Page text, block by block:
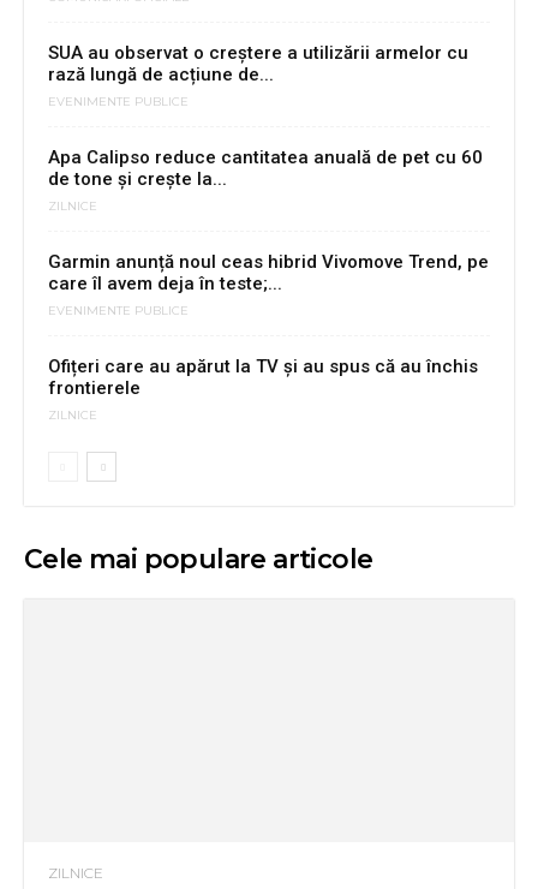
SUA au observat o creștere a utilizării armelor cu
rază lungă de acțiune de...
EVENIMENTE PUBLICE
Apa Calipso reduce cantitatea anuală de pet cu 60
de tone și crește la...
ZILNICE
Garmin anunță noul ceas hibrid Vivomove Trend, pe
care îl avem deja în teste;...
EVENIMENTE PUBLICE
Ofițeri care au apărut la TV și au spus că au închis
frontierele
ZILNICE
Cele mai populare articole
ZILNICE